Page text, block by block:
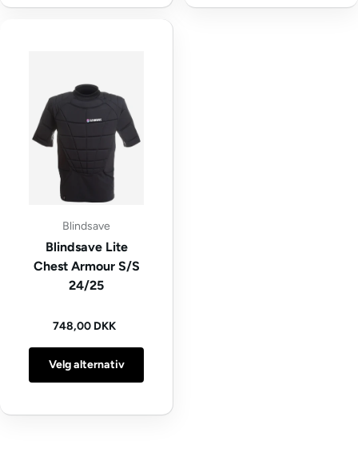
Blindsave
Blindsave Lite
Chest Armour S/S
24/25
Vanlig pris
748,00 DKK
Velg alternativ